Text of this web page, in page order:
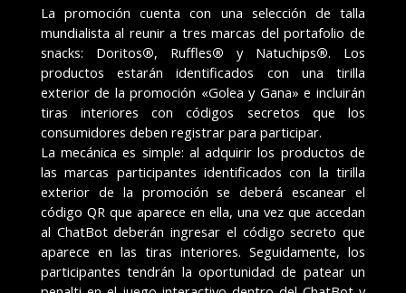
La promoción cuenta con una selección de talla
mundialista al reunir a tres marcas del portafolio de
snacks: Doritos®, Ruffles® y Natuchips®. Los
productos estarán identificados con una tirilla
exterior de la promoción «Golea y Gana» e incluirán
tiras interiores con códigos secretos que los
consumidores deben registrar para participar.
La mecánica es simple: al adquirir los productos de
las marcas participantes identificados con la tirilla
exterior de la promoción se deberá escanear el
código QR que aparece en ella, una vez que accedan
al ChatBot deberán ingresar el código secreto que
aparece en las tiras interiores. Seguidamente, los
participantes tendrán la oportunidad de patear un